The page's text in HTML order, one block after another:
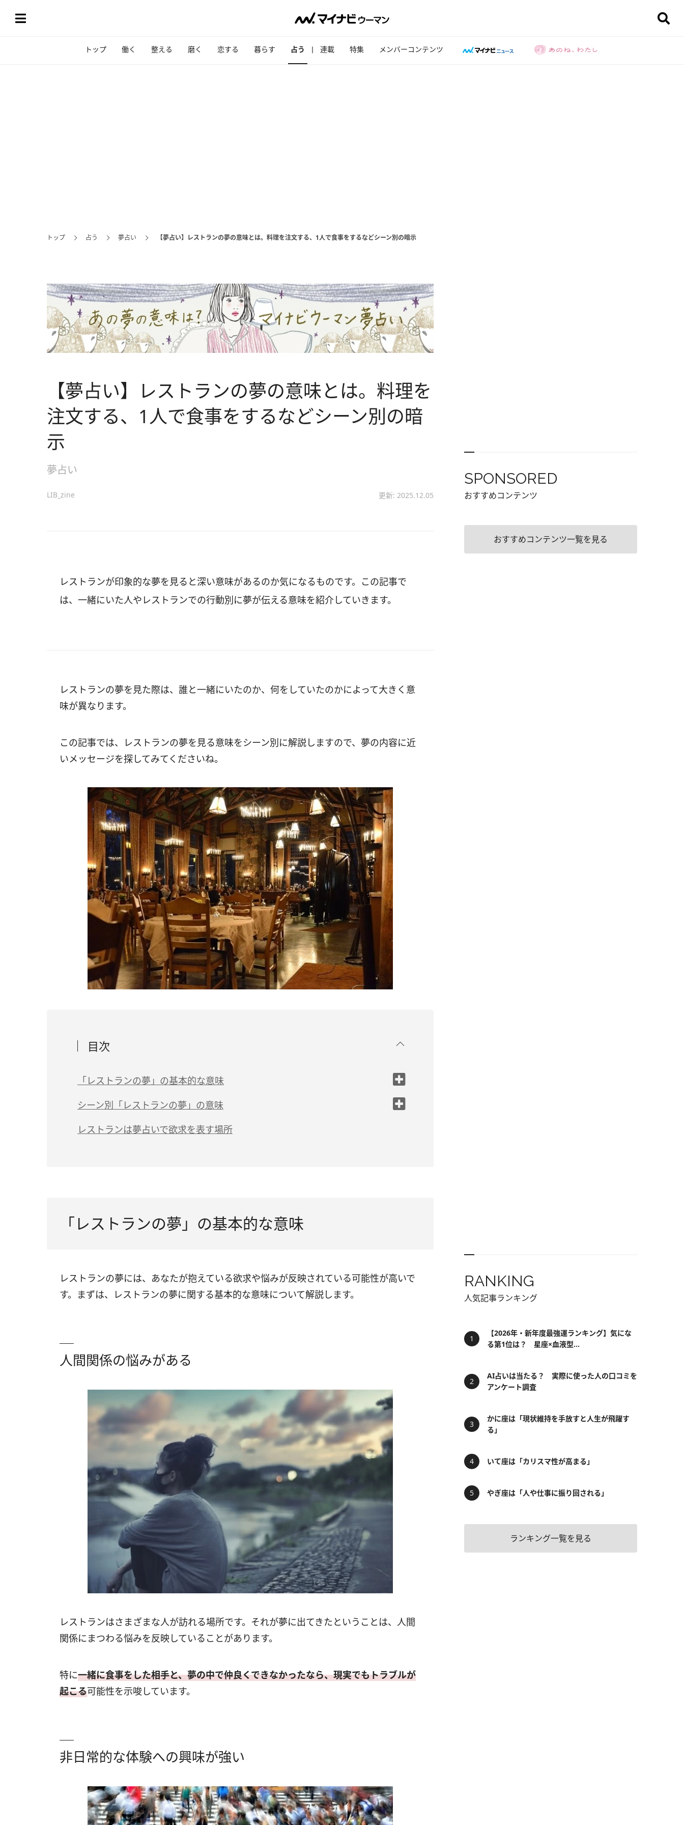
トップ 働く 整える 磨く 恋する 暮らす 占う 連載 特集 メンバーコンテンツ
トップ 占う 夢占い 【夢占い】レストランの夢の意味とは。料理を注文する、1人で食事をするなどシーン別の暗示
【夢占い】レストランの夢の意味とは。料理を
注文する、1人で食事をするなどシーン別の暗
示
夢占い
LIB_zine 更新: 2025.12.05
レストランが印象的な夢を見ると深い意味があるのか気になるものです。この記事で
は、一緒にいた人やレストランでの行動別に夢が伝える意味を紹介していきます。
レストランの夢を見た際は、誰と一緒にいたのか、何をしていたのかによって大きく意
味が異なります。
この記事では、レストランの夢を見る意味をシーン別に解説しますので、夢の内容に近
いメッセージを探してみてくださいね。
目次
「レストランの夢」の基本的な意味
人間関係の悩みがある
非日常的な体験への興味が強い
シーン別「レストランの夢」の意味
（1）レストランで料理を注文する夢は「注目してほしい」
（5）レストランで1人で食事する夢は「人と関わることが怖い」
（8）高級レストランに行く夢は「幸運に恵まれる」
（12）レストランの店員になる夢は「人の役に立ちたいという気持ち」
（13）レストランに入れない夢は「疎外感」
（14）レストランの店員にクレームを入れる夢は「我慢の限界が近い」
（15）満席のレストランの夢は「競争心や焦り」
（16）家族とレストランに行く夢は「安心感を求めている」
レストランは夢占いで欲求を表す場所
「レストランの夢」の基本的な意味
レストランの夢には、あなたが抱えている欲求や悩みが反映されている可能性が高いで
す。まずは、レストランの夢に関する基本的な意味について解説します。
人間関係の悩みがある
レストランはさまざまな人が訪れる場所です。それが夢に出てきたということは、人間
関係にまつわる悩みを反映していることがあります。
特に一緒に食事をした相手と、夢の中で仲良くできなかったなら、現実でもトラブルが
起こる可能性を示唆しています。
非日常的な体験への興味が強い
SPONSORED
おすすめコンテンツ
おすすめコンテンツ一覧を見る
RANKING
人気記事ランキング
【2026年・新年度最強運ランキング】気にな
る第1位は？ 星座×血液型...
AI占いは当たる？ 実際に使った人の口コミを
アンケート調査
かに座は「現状維持を手放すと人生が飛躍す
る」
いて座は「カリスマ性が高まる」
やぎ座は「人や仕事に振り回される」
ランキング一覧を見る